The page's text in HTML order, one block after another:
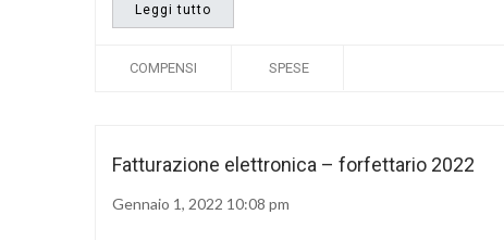
Leggi tutto
COMPENSI SPESE
Fatturazione elettronica – forfettario 2022
Gennaio 1, 2022 10:08 pm